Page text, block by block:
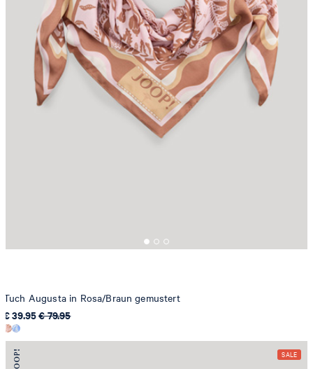
Tuch Augusta in Rosa/Braun gemustert
€ 39.95€ 79.95